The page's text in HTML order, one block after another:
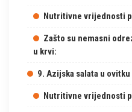
Nutritivne vrijednosti
Zašto su nemasni
u krvi:
9. Azijska salata u ovitku
Nutritivne vrijednosti